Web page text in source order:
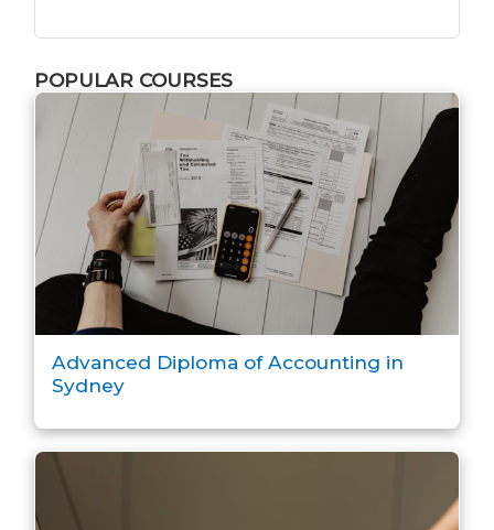
POPULAR COURSES
Advanced Diploma of Accounting in
Sydney